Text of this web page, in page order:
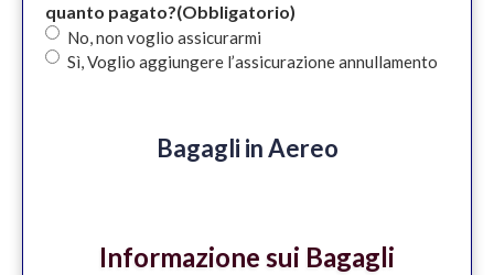
quanto pagato?(Obbligatorio)
No, non voglio assicurarmi
Sì, Voglio aggiungere l’assicurazione annullamento
Bagagli in Aereo
Informazione sui Bagagli